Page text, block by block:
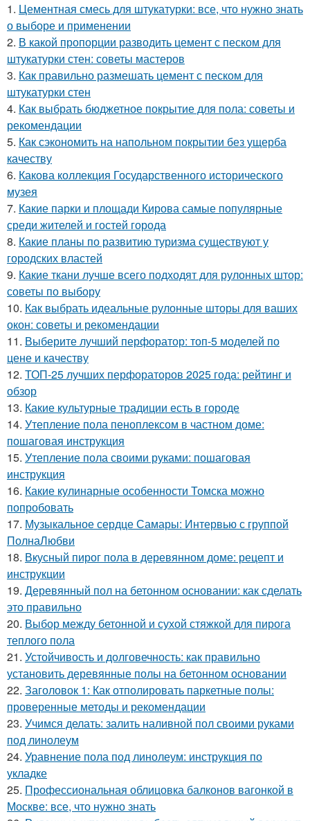
1. Цементная смесь для штукатурки: все, что нужно знать
о выборе и применении
2. В какой пропорции разводить цемент с песком для
штукатурки стен: советы мастеров
3. Как правильно размешать цемент с песком для
штукатурки стен
4. Как выбрать бюджетное покрытие для пола: советы и
рекомендации
5. Как сэкономить на напольном покрытии без ущерба
качеству
6. Какова коллекция Государственного исторического
музея
7. Какие парки и площади Кирова самые популярные
среди жителей и гостей города
8. Какие планы по развитию туризма существуют у
городских властей
9. Какие ткани лучше всего подходят для рулонных штор:
советы по выбору
10. Как выбрать идеальные рулонные шторы для ваших
окон: советы и рекомендации
11. Выберите лучший перфоратор: топ-5 моделей по
цене и качеству
12. ТОП-25 лучших перфораторов 2025 года: рейтинг и
обзор
13. Какие культурные традиции есть в городе
14. Утепление пола пеноплексом в частном доме:
пошаговая инструкция
15. Утепление пола своими руками: пошаговая
инструкция
16. Какие кулинарные особенности Томска можно
попробовать
17. Музыкальное сердце Самары: Интервью с группой
ПолнаЛюбви
18. Вкусный пирог пола в деревянном доме: рецепт и
инструкции
19. Деревянный пол на бетонном основании: как сделать
это правильно
20. Выбор между бетонной и сухой стяжкой для пирога
теплого пола
21. Устойчивость и долговечность: как правильно
установить деревянные полы на бетонном основании
22. Заголовок 1: Как отполировать паркетные полы:
проверенные методы и рекомендации
23. Учимся делать: залить наливной пол своими руками
под линолеум
24. Уравнение пола под линолеум: инструкция по
укладке
25. Профессиональная облицовка балконов вагонкой в
Москве: все, что нужно знать